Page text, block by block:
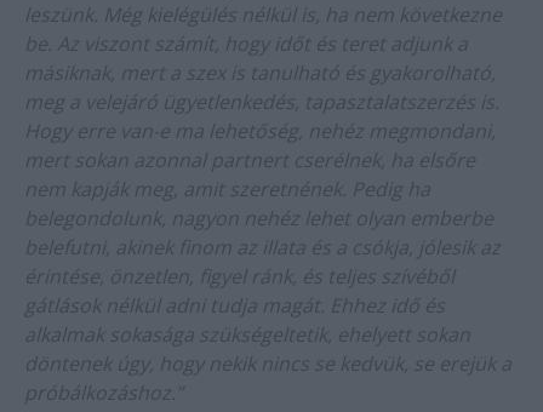
leszünk. Még kielégülés nélkül is, ha nem következne
be. Az viszont számít, hogy időt és teret adjunk a
másiknak, mert a szex is tanulható és gyakorolható,
meg a velejáró ügyetlenkedés, tapasztalatszerzés is.
Hogy erre van-e ma lehetőség, nehéz megmondani,
mert sokan azonnal partnert cserélnek, ha elsőre
nem kapják meg, amit szeretnének. Pedig ha
belegondolunk, nagyon nehéz lehet olyan emberbe
belefutni, akinek finom az illata és a csókja, jólesik az
érintése, önzetlen, figyel ránk, és teljes szívéből
gátlások nélkül adni tudja magát. Ehhez idő és
alkalmak sokasága szükségeltetik, ehelyett sokan
döntenek úgy, hogy nekik nincs se kedvük, se erejük a
próbálkozáshoz.”